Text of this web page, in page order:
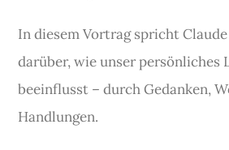
In diesem Vortrag spricht
darüber, wie unser persönliches
beeinflusst – durch Gedanken,
Handlungen.